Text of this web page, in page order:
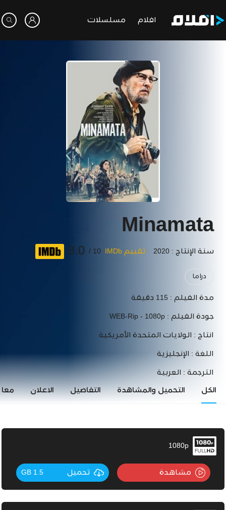
افلام مسلسلات
Minamata
سنة الإنتاج : 2020 تقييم IMDb 10 /
8.0
دراما
مدة الفيلم : 115 دقيقة
جودة الفيلم : WEB-Rip - 1080p
انتاج : الولايات المتحدة الأمريكية
اللغة : الإنجليزية
الترجمة : العربية
الكل التحميل والمشاهدة التفاصيل الاعلان
1080p
مشاهدة تحميل 1.5 GB